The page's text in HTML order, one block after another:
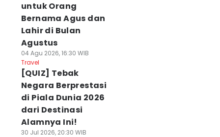
untuk Orang
Bernama Agus dan
Lahir di Bulan
Agustus
04 Agu 2026, 16:30 WIB
Travel
[QUIZ] Tebak
Negara Berprestasi
di Piala Dunia 2026
dari Destinasi
Alamnya Ini!
30 Jul 2026, 20:30 WIB